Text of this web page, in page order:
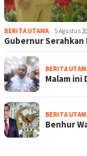
BERITA UTAMA 5 Agustus
Gubernur Serahkan
BERITA
Malam ini
BERITA
Benhur